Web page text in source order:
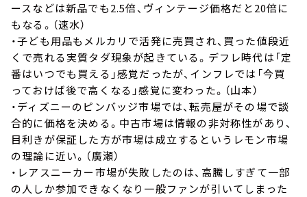
ースなどは新品でも2.5倍、ヴィンテージ価格だと20倍に
もなる。（速水）
・子ども用品もメルカリで活発に売買され、買った値段近
くで売れる実質タダ現象が起きている。デフレ時代は「定
番はいつでも買える」感覚だったが、インフレでは「今買
っておけば後で高くなる」感覚に変わった。（山本）
・ディズニーのピンバッジ市場では、転売屋がその場で談
合的に価格を決める。中古市場は情報の非対称性があり、
目利きが保証した方が市場は成立するというレモン市場
の理論に近い。（廣瀬）
・レアスニーカー市場が失敗したのは、高騰しすぎて一部
の人しか参加できなくなり一般ファンが引いてしまった